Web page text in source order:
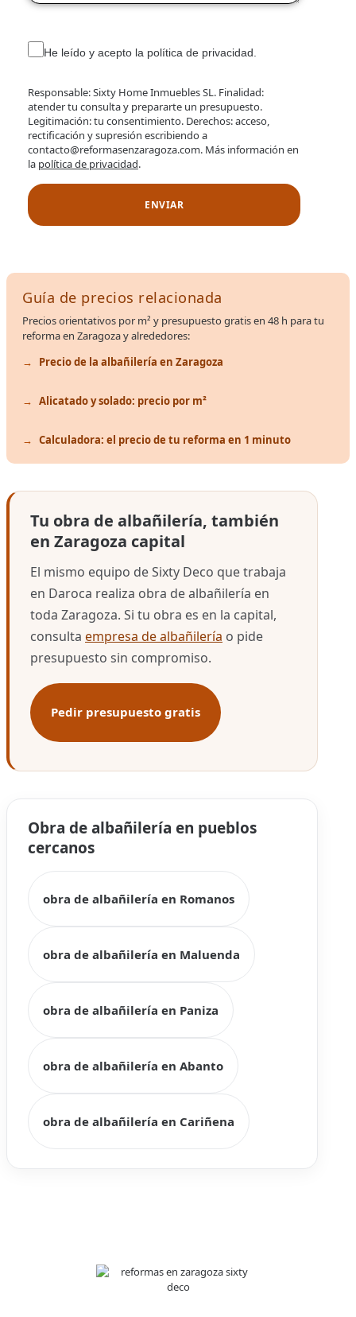
He leído y acepto la política de privacidad.
Responsable: Sixty Home Inmuebles SL. Finalidad:
atender tu consulta y prepararte un presupuesto.
Legitimación: tu consentimiento. Derechos: acceso,
rectificación y supresión escribiendo a
contacto@reformasenzaragoza.com. Más información en
la política de privacidad.
Guía de precios relacionada
Precios orientativos por m² y presupuesto gratis en 48 h para tu
reforma en Zaragoza y alrededores:
Precio de la albañilería en Zaragoza
Alicatado y solado: precio por m²
Calculadora: el precio de tu reforma en 1 minuto
Tu obra de albañilería, también
en Zaragoza capital
El mismo equipo de Sixty Deco que trabaja
en Daroca realiza obra de albañilería en
toda Zaragoza. Si tu obra es en la capital,
consulta empresa de albañilería o pide
presupuesto sin compromiso.
Pedir presupuesto gratis
Obra de albañilería en pueblos
cercanos
obra de albañilería en Romanos
obra de albañilería en Maluenda
obra de albañilería en Paniza
obra de albañilería en Abanto
obra de albañilería en Cariñena